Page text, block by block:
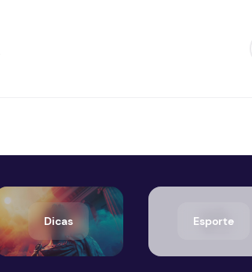
Dicas Esporte